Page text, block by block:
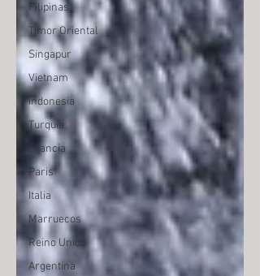
Filipinas
Timor Oriental
Singapur
Vietnam
Indonesia
Turquía
Francia
Paris
Italia
Marruecos
Reino Unido
Argentina